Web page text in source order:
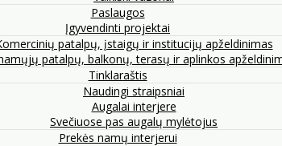
Paslaugos
Įgyvendinti projektai
patalpų, įstaigų ir institucijų apželdinimas
patalpų, balkonų, terasų ir aplinkos
Tinklaraštis
Naudingi straipsniai
Augalai interjere
Svečiuose pas augalų mylėtojus
Prekės namų interjerui